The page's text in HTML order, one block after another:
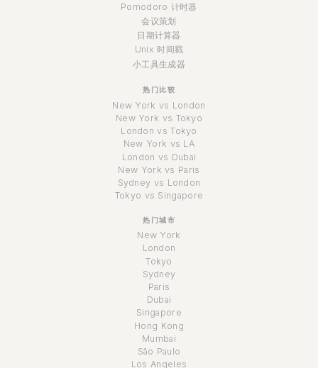
Pomodoro 计时器
会议策划
日期计算器
Unix 时间戳
小工具生成器
热门比较
New York vs London
New York vs Tokyo
London vs Tokyo
New York vs LA
London vs Dubai
New York vs Paris
Sydney vs London
Tokyo vs Singapore
热门城市
New York
London
Tokyo
Sydney
Paris
Dubai
Singapore
Hong Kong
Mumbai
São Paulo
Los Angeles